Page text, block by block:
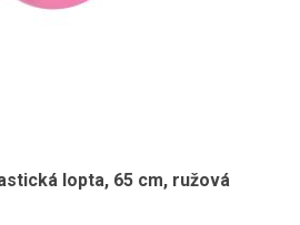
lopta, 65 cm, ružová